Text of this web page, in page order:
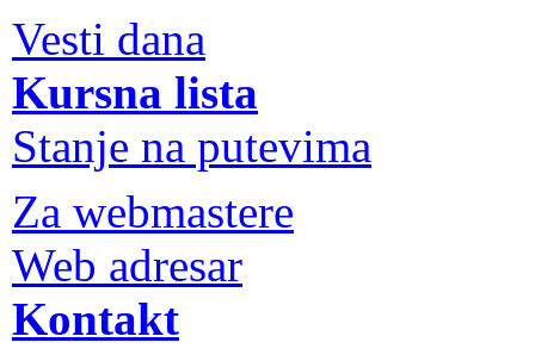
Vesti dana
Kursna lista
Stanje na putevima
Za webmastere
Web adresar
Kontakt